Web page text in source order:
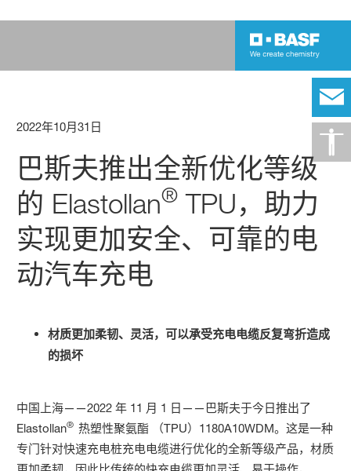
2022年10月31日
巴斯夫推出全新优化等级
的 Elastollan® TPU，助力
实现更加安全、可靠的电
动汽车充电
材质更加柔韧、灵活，可以承受充电电缆反复弯折造成
的损坏
中国上海——2022 年 11 月 1 日——巴斯夫于今日推出了
Elastollan®热塑性聚氨酯 （TPU）1180A10WDM。这是一种
专门针对快速充电桩充电电缆进行优化的全新等级产品，材质